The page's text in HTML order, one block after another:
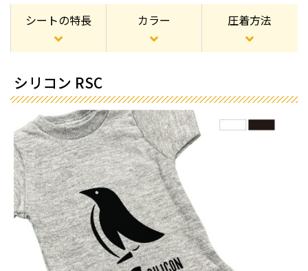
シートの特長 カラー 圧着方法
シリコン RSC